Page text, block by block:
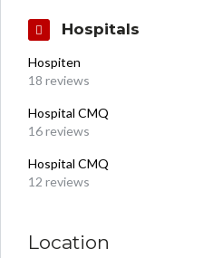
Hospitals
Hospiten
18 reviews
Hospital CMQ
16 reviews
Hospital CMQ
12 reviews
Location